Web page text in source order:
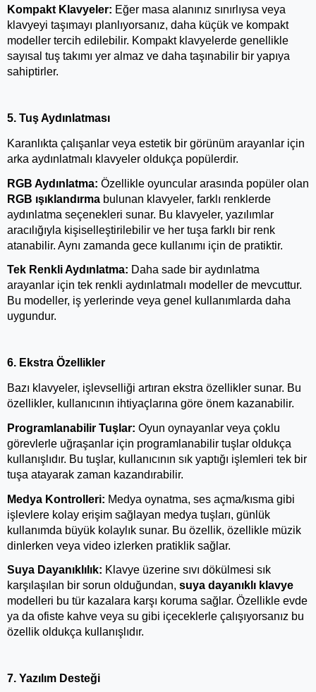
Kompakt Klavyeler: Eğer masa alanınız sınırlıysa veya
klavyeyi taşımayı planlıyorsanız, daha küçük ve kompakt
modeller tercih edilebilir. Kompakt klavyelerde genellikle
sayısal tuş takımı yer almaz ve daha taşınabilir bir yapıya
sahiptirler.
5. Tuş Aydınlatması
Karanlıkta çalışanlar veya estetik bir görünüm arayanlar için
arka aydınlatmalı klavyeler oldukça popülerdir.
RGB Aydınlatma:
RGB ışıklandırma bulunan klavyeler, farklı renklerde
aydınlatma seçenekleri sunar. Bu klavyeler, yazılımlar
aracılığıyla kişiselleştirilebilir ve her tuşa farklı bir renk
atanabilir. Aynı zamanda gece kullanımı için de pratiktir.
Tek Renkli Aydınlatma: Daha sade bir aydınlatma
arayanlar için tek renkli aydınlatmalı modeller de mevcuttur.
Bu modeller, iş yerlerinde veya genel kullanımlarda daha
uygundur.
6. Ekstra Özellikler
Bazı klavyeler, işlevselliği artıran ekstra özellikler sunar. Bu
özellikler, kullanıcının ihtiyaçlarına göre önem kazanabilir.
Programlanabilir Tuşlar: Oyun oynayanlar veya çoklu
görevlerle uğraşanlar için programlanabilir tuşlar oldukça
kullanışlıdır. Bu tuşlar, kullanıcının sık yaptığı işlemleri tek bir
tuşa atayarak zaman kazandırabilir.
Medya Kontrolleri: Medya oynatma, ses açma/kısma gibi
işlevlere kolay erişim sağlayan medya tuşları, günlük
kullanımda büyük kolaylık sunar. Bu özellik, özellikle müzik
dinlerken veya video izlerken pratiklik sağlar.
Suya Dayanıklılık: Klavye üzerine sıvı dökülmesi sık
karşılaşılan bir sorun olduğundan, suya dayanıklı klavye
modelleri bu tür kazalara karşı koruma sağlar. Özellikle evde
ya da ofiste kahve veya su gibi içeceklerle çalışıyorsanız bu
özellik oldukça kullanışlıdır.
7. Yazılım Desteği